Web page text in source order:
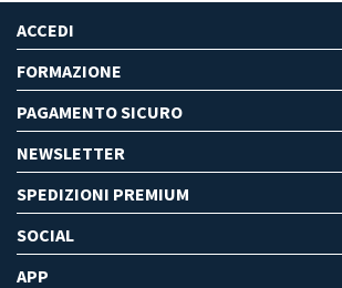
ACCEDI
FORMAZIONE
PAGAMENTO SICURO
NEWSLETTER
SPEDIZIONI PREMIUM
SOCIAL
APP